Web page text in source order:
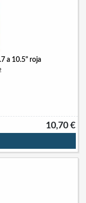
a 10.5" roja
10,70 €